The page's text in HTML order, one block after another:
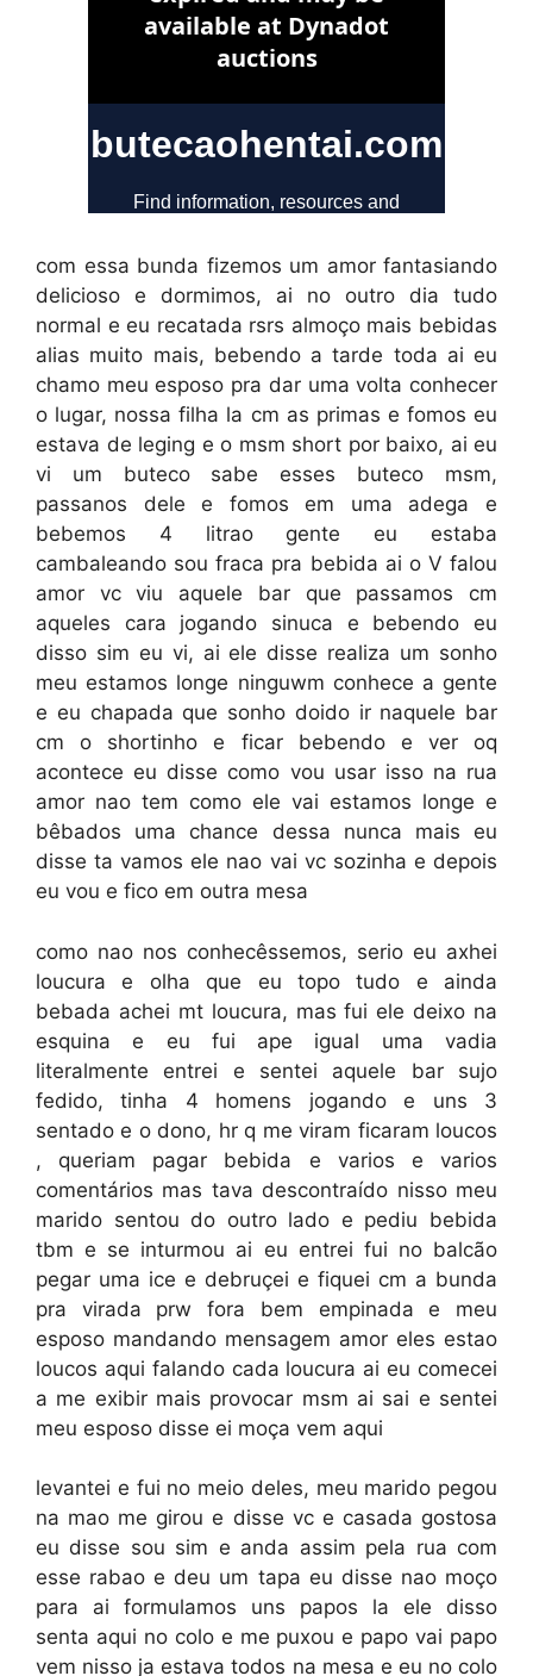
com essa bunda fizemos um amor fantasiando
delicioso e dormimos, ai no outro dia tudo
normal e eu recatada rsrs almoço mais bebidas
alias muito mais, bebendo a tarde toda ai eu
chamo meu esposo pra dar uma volta conhecer
o lugar, nossa filha la cm as primas e fomos eu
estava de leging e o msm short por baixo, ai eu
vi um buteco sabe esses buteco msm,
passanos dele e fomos em uma adega e
bebemos 4 litrao gente eu estaba
cambaleando sou fraca pra bebida ai o V falou
amor vc viu aquele bar que passamos cm
aqueles cara jogando sinuca e bebendo eu
disso sim eu vi, ai ele disse realiza um sonho
meu estamos longe ninguwm conhece a gente
e eu chapada que sonho doido ir naquele bar
cm o shortinho e ficar bebendo e ver oq
acontece eu disse como vou usar isso na rua
amor nao tem como ele vai estamos longe e
bêbados uma chance dessa nunca mais eu
disse ta vamos ele nao vai vc sozinha e depois
eu vou e fico em outra mesa
como nao nos conhecêssemos, serio eu axhei
loucura e olha que eu topo tudo e ainda
bebada achei mt loucura, mas fui ele deixo na
esquina e eu fui ape igual uma vadia
literalmente entrei e sentei aquele bar sujo
fedido, tinha 4 homens jogando e uns 3
sentado e o dono, hr q me viram ficaram loucos
, queriam pagar bebida e varios e varios
comentários mas tava descontraído nisso meu
marido sentou do outro lado e pediu bebida
tbm e se inturmou ai eu entrei fui no balcão
pegar uma ice e debruçei e fiquei cm a bunda
pra virada prw fora bem empinada e meu
esposo mandando mensagem amor eles estao
loucos aqui falando cada loucura ai eu comecei
a me exibir mais provocar msm ai sai e sentei
meu esposo disse ei moça vem aqui
levantei e fui no meio deles, meu marido pegou
na mao me girou e disse vc e casada gostosa
eu disse sou sim e anda assim pela rua com
esse rabao e deu um tapa eu disse nao moço
para ai formulamos uns papos la ele disso
senta aqui no colo e me puxou e papo vai papo
vem nisso ja estava todos na mesa e eu no colo